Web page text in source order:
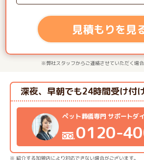
見積もりを見
※弊社スタッフからご連絡させていただく場合
ペット葬儀専門 サポートダ
0120-
深夜、早朝でも24時間受け付
※ 紹介する加盟店により対応できない場合がございます。